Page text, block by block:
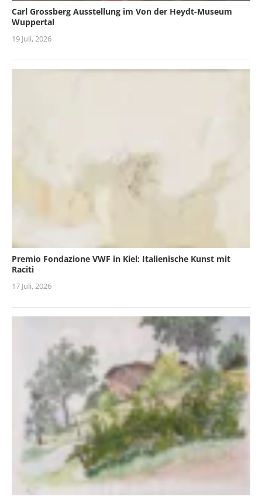
Carl Grossberg Ausstellung im Von der Heydt-Museum
Wuppertal
19 Juli, 2026
Premio Fondazione VWF in Kiel: Italienische Kunst mit
Raciti
17 Juli, 2026